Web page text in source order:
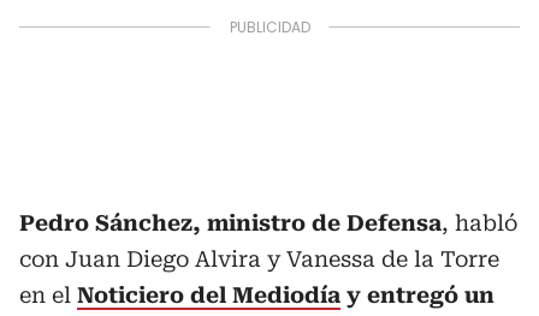
Pedro Sánchez, ministro de Defensa, habló
con Juan Diego Alvira y Vanessa de la Torre
en el Noticiero del Mediodía y entregó un